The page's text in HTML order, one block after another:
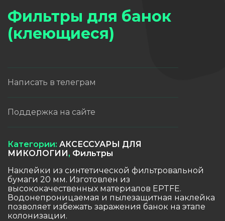
Фильтры для банок
(клеющиеся)
Категории: АКСЕССУАРЫ ДЛЯ
МИКОЛОГИИ, Фильтры
Написать в телеграм
Поддержка на сайте
Наклейки из синтетической фильтровальной
бумаги 20 мм. Изготовлен из
высококачественных материалов EPTFE.
Водонепроницаемая и пылезащитная наклейка
позволяет избежать заражения банок на этапе
колонизации.